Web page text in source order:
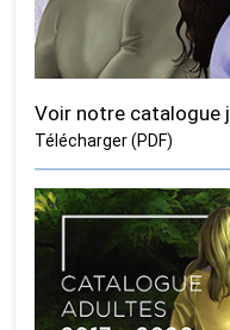
Voir notre catalogue
Télécharger (PDF)